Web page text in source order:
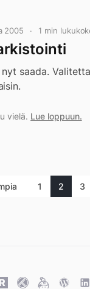
2005 1 min
nyt saada.
vielä. Lue loppuun.
1 2 3
Rawg.ioTraktKeybase